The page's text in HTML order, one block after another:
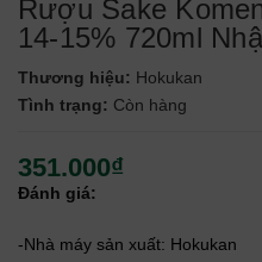
Rượu Sake
14-15% 720ml
Thương hiệu: Hokukan
Tình trạng: Còn hàng
351.000₫
Đánh giá:
-Nhà máy sản xuất: Hokukan